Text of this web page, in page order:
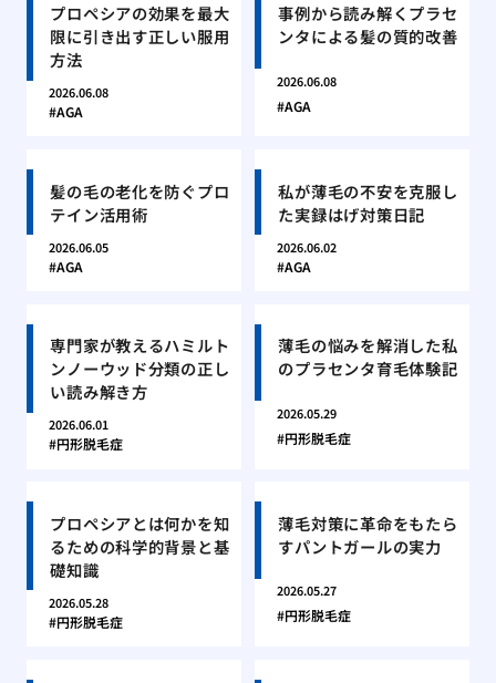
プロペシアの効果を最大
限に引き出す正しい服用
方法
2026.06.08
AGA
事例から読み解くプラセ
ンタによる髪の質的改善
2026.06.08
AGA
髪の毛の老化を防ぐプロ
テイン活用術
2026.06.05
AGA
私が薄毛の不安を克服し
た実録はげ対策日記
2026.06.02
AGA
専門家が教えるハミルト
ンノーウッド分類の正し
い読み解き方
2026.06.01
円形脱毛症
薄毛の悩みを解消した私
のプラセンタ育毛体験記
2026.05.29
円形脱毛症
プロペシアとは何かを知
るための科学的背景と基
礎知識
2026.05.28
円形脱毛症
薄毛対策に革命をもたら
すパントガールの実力
2026.05.27
円形脱毛症